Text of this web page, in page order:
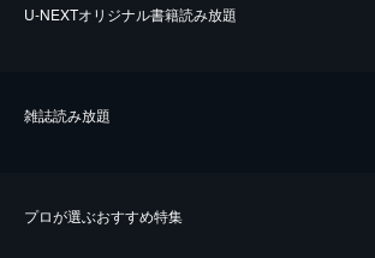
U-NEXTオリジナル書籍読み放題
雑誌読み放題
プロが選ぶおすすめ特集